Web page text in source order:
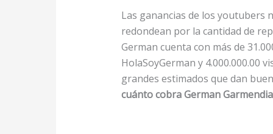
Las ganancias de los youtubers
redondean por la cantidad de
German cuenta con más de
HolaSoyGerman y 4.000.000.00
grandes estimados que dan
cuánto cobra German Garmendia